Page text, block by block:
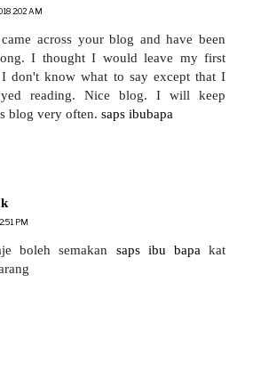
2:02 AM
across your blog and have been
I thought I would leave my first
I don't know what to say except that I
reading. Nice blog. I will keep
blog very often. saps ibubapa
PM
boleh semakan saps ibu bapa kat